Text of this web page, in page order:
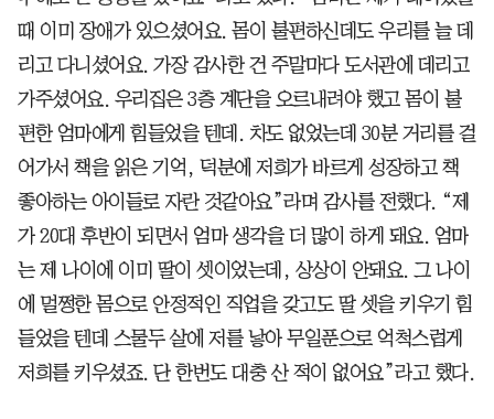
때 이미 장애가 있으셨어요. 몸이 불편하신데도 우리를 늘 데
리고 다니셨어요. 가장 감사한 건 주말마다 도서관에 데리고
가주셨어요. 우리집은 3층 계단을 오르내려야 했고 몸이 불
편한 엄마에게 힘들었을 텐데. 차도 없었는데 30분 거리를 걸
어가서 책을 읽은 기억, 덕분에 저희가 바르게 성장하고 책
좋아하는 아이들로 자란 것같아요”라며 감사를 전했다. “제
가 20대 후반이 되면서 엄마 생각을 더 많이 하게 돼요. 엄마
는 제 나이에 이미 딸이 셋이었는데, 상상이 안돼요. 그 나이
에 멀쩡한 몸으로 안정적인 직업을 갖고도 딸 셋을 키우기 힘
들었을 텐데 스물두 살에 저를 낳아 무일푼으로 억척스럽게
저희를 키우셨죠. 단 한번도 대충 산 적이 없어요”라고 했다.